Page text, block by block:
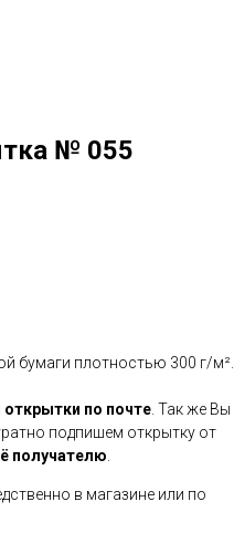
№ 055
бумаги плотностью 300 г/м².
открытки по почте. Так же Вы
подпишем открытку от
получателю.
в магазине или по